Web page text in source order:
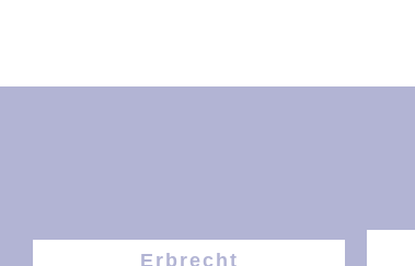
Erbrecht